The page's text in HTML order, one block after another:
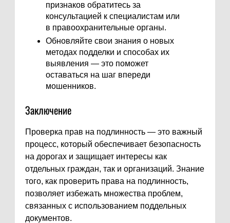
признаков обратитесь за
консультацией к специалистам или
в правоохранительные органы.
Обновляйте свои знания о новых
методах подделки и способах их
выявления — это поможет
оставаться на шаг впереди
мошенников.
Заключение
Проверка прав на подлинность — это важный
процесс, который обеспечивает безопасность
на дорогах и защищает интересы как
отдельных граждан, так и организаций. Знание
того, как проверить права на подлинность,
позволяет избежать множества проблем,
связанных с использованием поддельных
документов.